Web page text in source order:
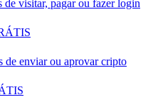
de visitar, pagar ou fazer login
de enviar ou aprovar cripto